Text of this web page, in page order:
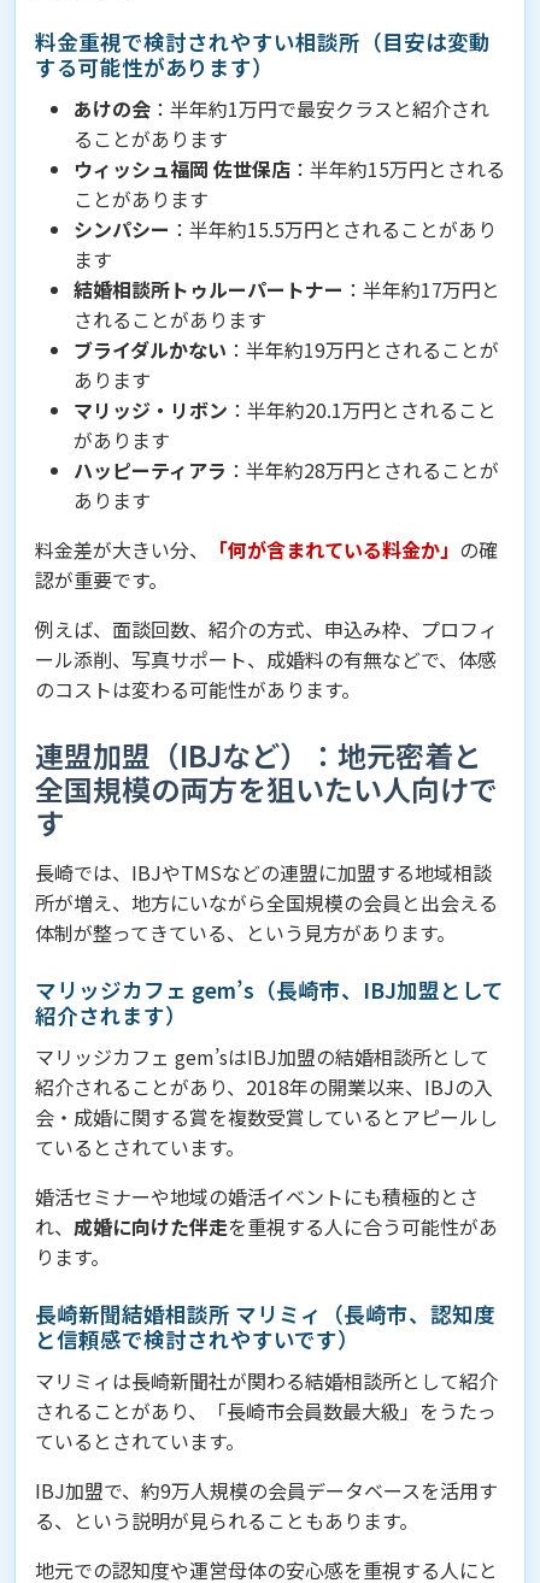
料金重視で検討されやすい相談所（目安は変動
する可能性があります）
あけの会 ：半年約1万円で最安クラスと紹介され
ることがあります
ウィッシュ福岡 佐世保店 ：半年約15万円とされる
ことがあります
シンパシー ：半年約15.5万円とされることがあり
ます
結婚相談所トゥルーパートナー ：半年約17万円と
されることがあります
ブライダルかない ：半年約19万円とされることが
あります
マリッジ・リボン ：半年約20.1万円とされること
があります
ハッピーティアラ ：半年約28万円とされることが
あります
料金差が大きい分、
「何が含まれている料金か」 の確
認が重要です。
例えば、面談回数、紹介の方式、申込み枠、プロフィ
ール添削、写真サポート、成婚料の有無などで、体感
のコストは変わる可能性があります。
連盟加盟（IBJなど）：地元密着と
全国規模の両方を狙いたい人向けで
す
長崎では、IBJやTMSなどの連盟に加盟する地域相談
所が増え、地方にいながら全国規模の会員と出会える
体制が整ってきている、という見方があります。
マリッジカフェ gem’s（長崎市、IBJ加盟として
紹介されます）
マリッジカフェ gem’sはIBJ加盟の結婚相談所として
紹介されることがあり、2018年の開業以来、IBJの入
会・成婚に関する賞を複数受賞しているとアピールし
ているとされています。
婚活セミナーや地域の婚活イベントにも積極的とさ
れ、 成婚に向けた伴走を重視する人に合う可能性があ
ります。
長崎新聞結婚相談所 マリミィ（長崎市、認知度
と信頼感で検討されやすいです）
マリミィは長崎新聞社が関わる結婚相談所として紹介
されることがあり、「長崎市会員数最大級」をうたっ
ているとされています。
IBJ加盟で、約9万人規模の会員データベースを活用す
る、という説明が見られることもあります。
地元での認知度や運営母体の安心感を重視する人にと